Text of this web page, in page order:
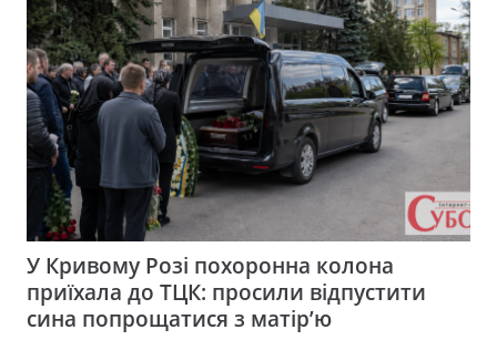
У Кривому Розі похоронна колона
приїхала до ТЦК: просили відпустити
сина попрощатися з матір’ю